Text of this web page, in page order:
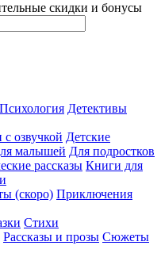
скидки и бонусы
Психология Детективы
озвучкой Детские
малышей Для подростков
рассказы Книги для
(скоро) Приключения
Стихи
Рассказы и прозы Сюжеты